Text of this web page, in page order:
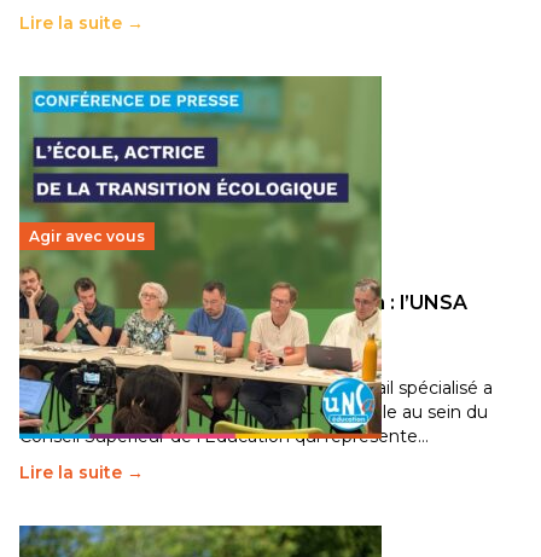
Lire la suite →
Agir avec vous
Transition écologique de l’éducation : l’UNSA
Éducation fait bouger les lignes
30 juin 2026-National
Pendant plusieurs mois, un groupe de travail spécialisé a
travaillé sur la transition écologique de l’Ecole au sein du
Conseil Supérieur de l’Éducation qui représente…
Lire la suite →